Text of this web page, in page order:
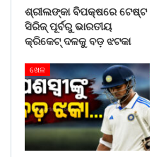
ଶ୍ରୀଲଙ୍କା ବିପକ୍ଷରେ ଟେଷ୍ଟ
ସିରିଜ୍ ପୂର୍ବରୁ ଭାରତୀୟ
କ୍ରିକେଟ୍ ଦଳକୁ ବଡ଼ ଝଟକା
ଖେଳ